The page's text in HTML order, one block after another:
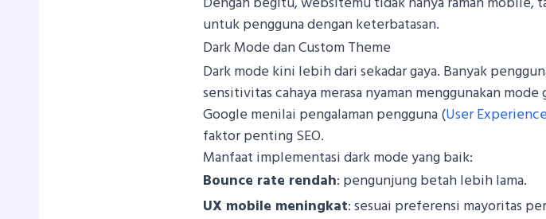
untuk pengguna dengan keterbatasan.
Dark Mode dan Custom Theme
Dark mode kini lebih dari sekadar gaya. Banyak
sensitivitas cahaya merasa nyaman menggunakan mode
Google menilai pengalaman pengguna (User
faktor penting SEO.
Manfaat implementasi dark mode yang baik:
Bounce rate rendah: pengunjung betah lebih lama.
UX mobile meningkat: sesuai preferensi mayoritas